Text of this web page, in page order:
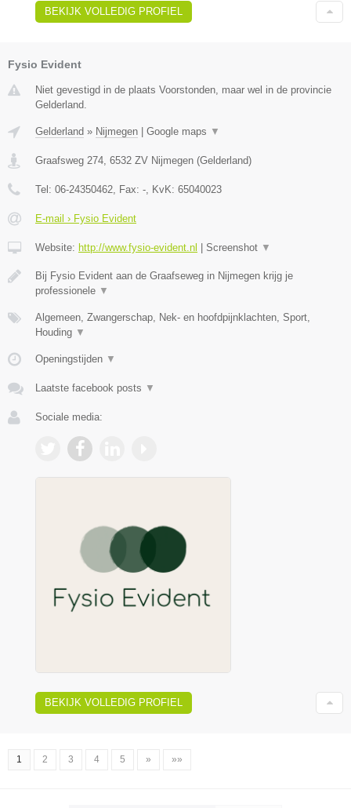
BEKIJK VOLLEDIG PROFIEL
Fysio Evident
Niet gevestigd in de plaats Voorstonden, maar wel in de provincie
Gelderland.
Gelderland » Nijmegen | Google maps ▼
Graafsweg 274 6532 ZV Nijmegen (Gelderland)
Tel: 06-24350462 , Fax: - , KvK: 65040023
E-mail › Fysio Evident
Website: http://www.fysio-evident.nl | Screenshot ▼
Bij Fysio Evident aan de Graafseweg in Nijmegen krijg je
professionele ▼
Algemeen, Zwangerschap, Nek- en hoofdpijnklachten, Sport,
Houding ▼
Openingstijden ▼
Laatste facebook posts ▼
Sociale media:
BEKIJK VOLLEDIG PROFIEL
1 2 3 4 5 » »»